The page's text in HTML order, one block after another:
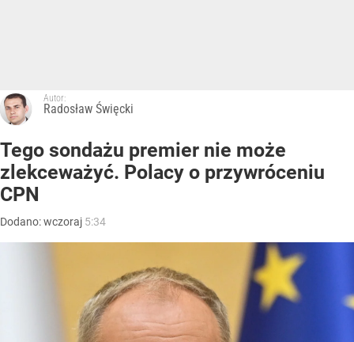
Autor:
Radosław Święcki
Tego sondażu premier nie może
zlekceważyć. Polacy o przywróceniu
CPN
Dodano:wczoraj 5:34